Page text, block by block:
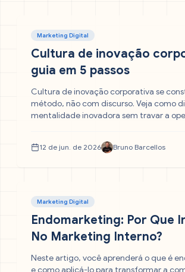
Marketing Digital
Cultura de inovação
guia em 5 passos
Cultura de inovação corporativa se
método, não com discurso. Veja como
mentalidade inovadora sem travar a
12 de jun. de 2026 Bruno Barcellos
Marketing Digital
Endomarketing: Por Que
No Marketing Interno?
Neste artigo, você aprenderá o que é
e como aplicá-lo para transformar a